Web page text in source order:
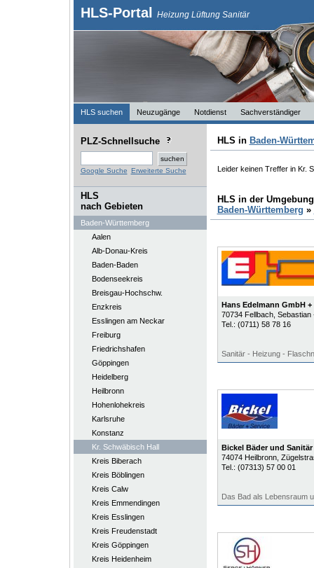
HLS-Portal Heizung Lüftung Sanitär
HLS suchen Neuzugänge Notdienst Sachverständiger
PLZ-Schnellsuche
Google Suche Erweiterte Suche
HLS
nach Gebieten
Baden-Württemberg
Aalen
Alb-Donau-Kreis
Baden-Baden
Bodenseekreis
Breisgau-Hochschw.
Enzkreis
Esslingen am Neckar
Freiburg
Friedrichshafen
Göppingen
Heidelberg
Heilbronn
Hohenlohekreis
Karlsruhe
Konstanz
Kr. Schwäbisch Hall
Kreis Biberach
Kreis Böblingen
Kreis Calw
Kreis Emmendingen
Kreis Esslingen
Kreis Freudenstadt
Kreis Göppingen
Kreis Heidenheim
HLS in Baden-
Leider keinen Treffer in Kr.
HLS in der
Baden-Württemberg »
Hans Edelmann GmbH +
70734 Fellbach, Sebastian
Tel.: (0711) 58 78 16
Sanitär - Heizung -
Bickel Bäder und Sanitär
74074 Heilbronn,
Tel.: (07313) 57 00 01
Das Bad als Lebensraum